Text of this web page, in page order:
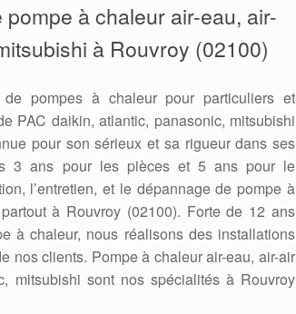
à chaleur air-eau, air-
à Rouvroy (02100)
pompes à chaleur pour particuliers et
PAC daikin, atlantic, panasonic, mitsubishi
pour son sérieux et sa rigueur dans ses
3 ans pour les pièces et 5 ans pour le
l’entretien, et le dépannage de pompe à
à Rouvroy (02100). Forte de 12 ans
à chaleur, nous réalisons des installations
nos clients. Pompe à chaleur air-eau, air-air
mitsubishi sont nos spécialités à Rouvroy